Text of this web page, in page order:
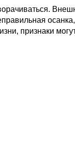
осанка,
признаки